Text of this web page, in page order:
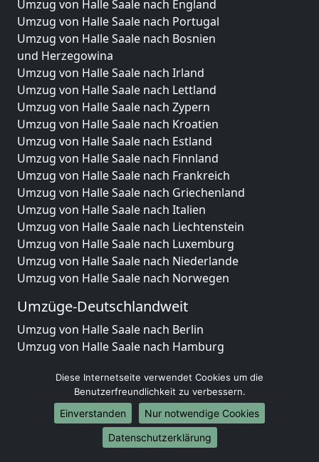
Umzug von Halle Saale nach England
Umzug von Halle Saale nach Portugal
Umzug von Halle Saale nach Bosnien
und Herzegowina
Umzug von Halle Saale nach Irland
Umzug von Halle Saale nach Lettland
Umzug von Halle Saale nach Zypern
Umzug von Halle Saale nach Kroatien
Umzug von Halle Saale nach Estland
Umzug von Halle Saale nach Finnland
Umzug von Halle Saale nach Frankreich
Umzug von Halle Saale nach Griechenland
Umzug von Halle Saale nach Italien
Umzug von Halle Saale nach Liechtenstein
Umzug von Halle Saale nach Luxemburg
Umzug von Halle Saale nach Niederlande
Umzug von Halle Saale nach Norwegen
Umzüge-Deutschlandweit
Umzug von Halle Saale nach Berlin
Umzug von Halle Saale nach Hamburg
Umzug von Halle Saale nach Köln
Umzug von Halle Saale nach Frankfurt am Main
Umzug von Halle Saale nach Stuttgart
Umzug von Halle Saale nach Düsseldorf
Umzug von Halle Saale nach Leipzig
Diese Internetseite verwendet Cookies um die
Benutzerfreundlichkeit zu verbessern.
Einverstanden
Nur notwendige Cookies
Datenschutzerklärung